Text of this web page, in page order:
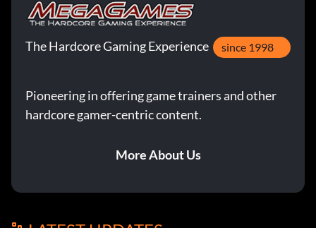
The Hardcore Gaming Experience since 1998
Pioneering in offering game trainers and other
hardcore gamer-centric content.
More About Us